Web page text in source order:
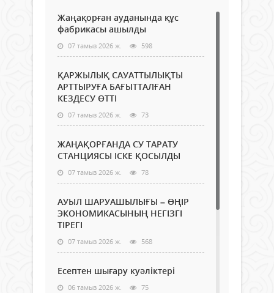
Жаңақорған ауданында құс
фабрикасы ашылды
07 тамыз 2026 ж. 598
ҚАРЖЫЛЫҚ САУАТТЫЛЫҚТЫ
АРТТЫРУҒА БАҒЫТТАЛҒАН
КЕЗДЕСУ ӨТТІ
07 тамыз 2026 ж. 73
ЖАҢАҚОРҒАНДА СУ ТАРАТУ
СТАНЦИЯСЫ ІСКЕ ҚОСЫЛДЫ
07 тамыз 2026 ж. 78
АУЫЛ ШАРУАШЫЛЫҒЫ – ӨҢІР
ЭКОНОМИКАСЫНЫҢ НЕГІЗГІ
ТІРЕГІ
07 тамыз 2026 ж. 568
Есептен шығару куәліктері
06 тамыз 2026 ж. 75